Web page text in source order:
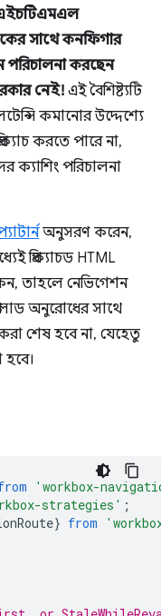
এইচটিএমএল
সাথে কনফিগার
পরিচালনা করছেন
নেই! এই বৈশিষ্ট্যটি
কমানোর উদ্দেশ্যে
করতে পারে না,
ক্যাশিং পরিচালনা
অনুসরণ করেন,
প্রিক্যাচড HTML
তাহলে নেভিগেশন
অনুরোধের সাথে
শেষ হবে না, যেহেতু
হবে।
'workbox-
strategies' ;
} from